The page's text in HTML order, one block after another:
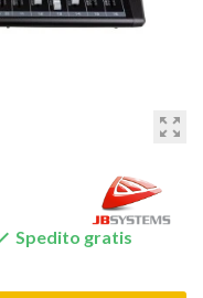
zoom_out_map
Spedito gratis